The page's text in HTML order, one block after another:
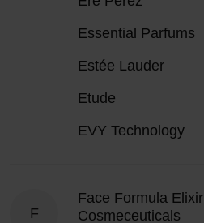
Essential Parfums
Estée Lauder
Etude
EVY Technology
F
Face Formula Elixir
Cosmeceuticals